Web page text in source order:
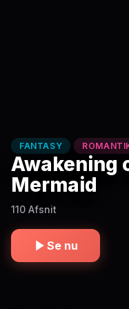
FANTASY
Awakening
Mermaid
110 Afsnit
Se nu